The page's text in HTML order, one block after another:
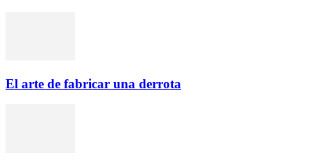
El arte de fabricar una derrota